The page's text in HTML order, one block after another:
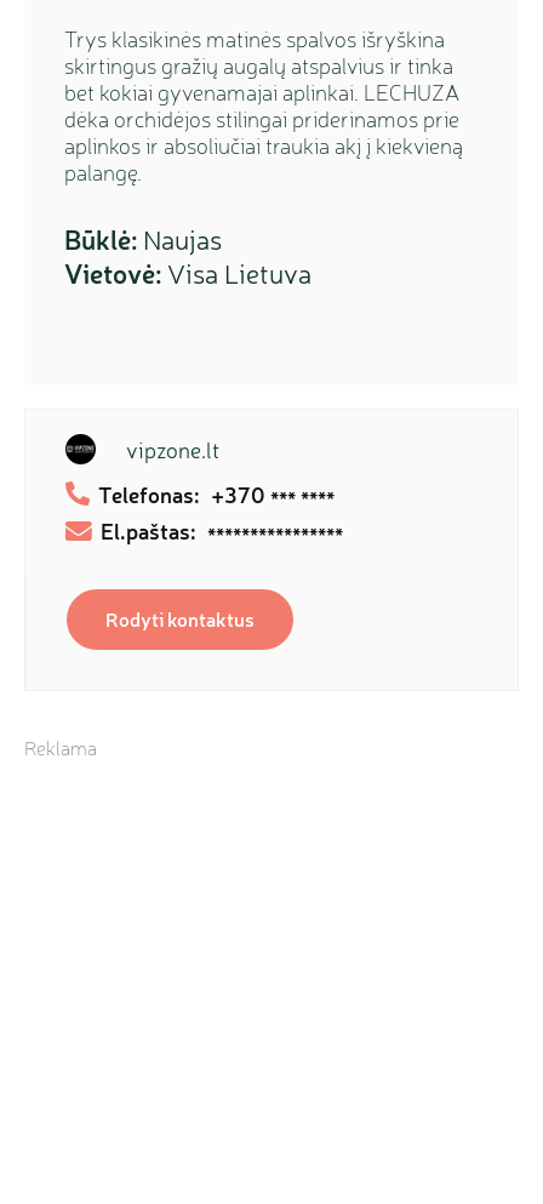
Trys klasikinės matinės spalvos išryškina
skirtingus gražių augalų atspalvius ir tinka
bet kokiai gyvenamajai aplinkai. LECHUZA
dėka orchidėjos stilingai priderinamos prie
aplinkos ir absoliučiai traukia akį į kiekvieną
palangę.
Būklė: Naujas
Vietovė: Visa Lietuva
vipzone.lt
Telefonas: +370 *** ****
El.paštas: ****************
Rodyti kontaktus
Reklama